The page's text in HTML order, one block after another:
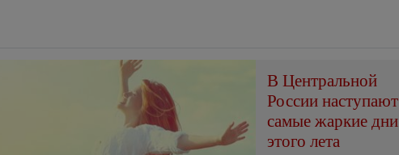
В Центральной
России наступают
самые жаркие дни
этого лета